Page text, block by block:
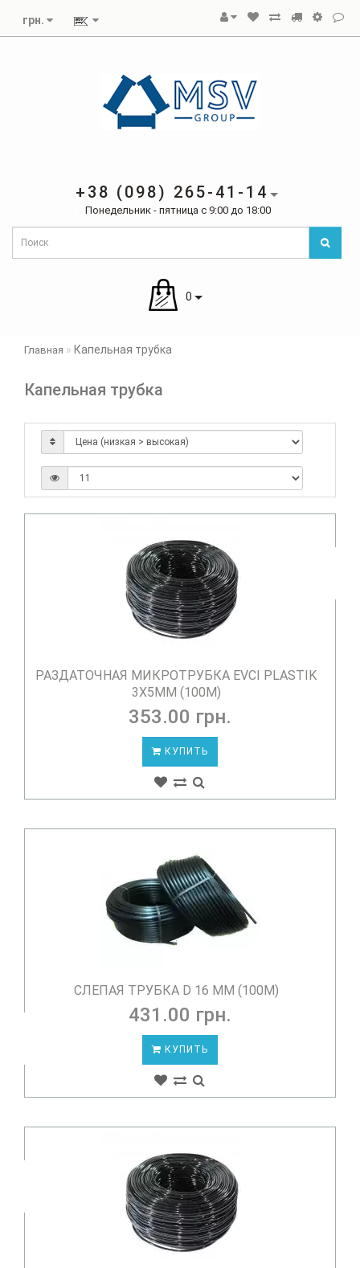
грн.
+38 (098) 265-41-14
Понедельник - пятница с 9:00 до 18:00
0
Главная Капельная трубка
Капельная трубка
РАЗДАТОЧНАЯ МИКРОТРУБКА EVCI PLASTIK
3Х5ММ (100М)
353.00 грн.
КУПИТЬ
СЛЕПАЯ ТРУБКА D 16 ММ (100М)
431.00 грн.
КУПИТЬ